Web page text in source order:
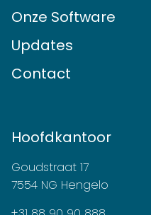
Onze Software
Updates
Contact
Hoofdkantoor
Goudstraat 17
7554 NG Hengelo